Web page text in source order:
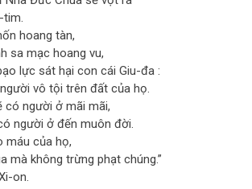
tim.
hoang tàn,
sa mạc hoang vu,
lực sát hại con cái Giu-đa :
vô tội trên đất của họ.
có người ở mãi mãi,
người ở đến muôn đời.
máu của họ,
mà không trừng phạt chúng.”
on.